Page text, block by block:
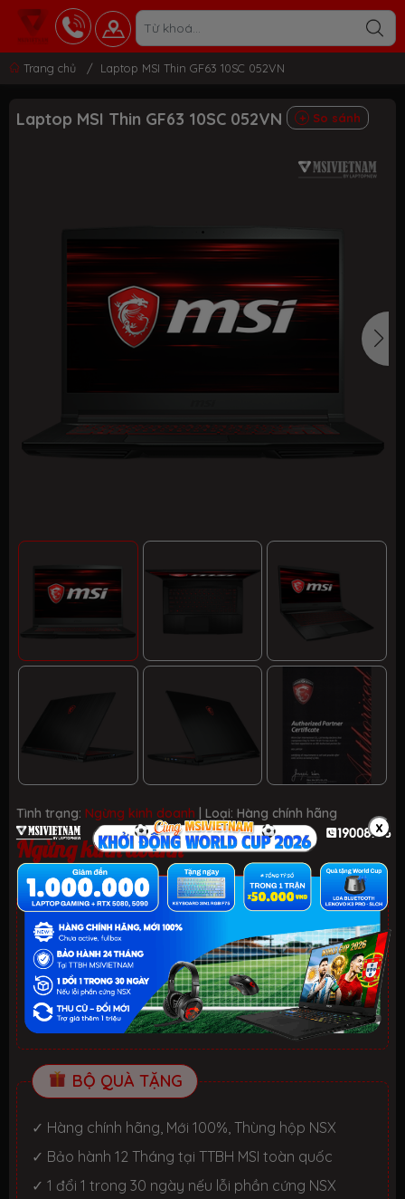
Trang chủ / Laptop MSI Thin GF63 10SC 052VN
Laptop MSI Thin GF63 10SC 052VN So sánh
Tình trạng: Ngừng kinh doanh | Loại: Hàng chính hãng
Ngừng kinh doanh
ƯU ĐÃI TỐT NHẤT TRONG NĂM
HELLO SUMMER 2026.
Xem chi tiết
- Laptop văn phòng. Giảm đến 700K
- Laptop Gaming RTX 5080: Giảm đến 2 TRIỆU +
KEYBOARD 3in1 RGB
BỘ QUÀ TẶNG
✓ Hàng chính hãng, Mới 100%, Thùng hộp NSX
✓ Bảo hành 12 Tháng tại TTBH MSI toàn quốc
✓ 1 đổi 1 trong 30 ngày nếu lỗi phần cứng NSX
x